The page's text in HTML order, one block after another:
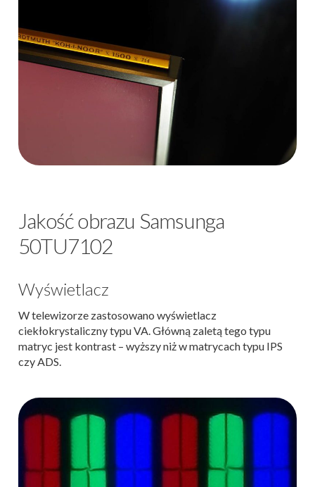
Jakość obrazu Samsunga
50TU7102
Wyświetlacz
W telewizorze zastosowano wyświetlacz
ciekłokrystaliczny typu VA. Główną zaletą tego typu
matryc jest kontrast – wyższy niż w matrycach typu IPS
czy ADS.